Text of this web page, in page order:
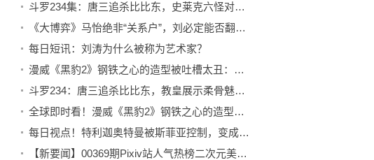
斗罗234集：唐三追杀比比东，史莱克六怪对战妖魅，天使军团登场0每日热文
《大博弈》马怡绝非“关系户”，刘必定能否翻身就靠她了0环球新要闻
每日短讯：刘涛为什么被称为艺术家？
漫威《黑豹2》钢铁之心的造型被吐槽太丑：像铁甲小宝1焦点速读
斗罗234：唐三追杀比比东，教皇展示柔骨魅惑魂骨技能梦之彼岸2环球微资讯
全球即时看！漫威《黑豹2》钢铁之心的造型被吐槽太丑：像铁甲小宝
每日视点！特利迦奥特曼被斯菲亚控制，变成邪恶的姿态，舞台剧的新的爆料！
【新要闻】00369期Pixiv站人气热榜二次元美图精选#原神#明日方舟#腿控#黑丝#御姐#萝莉#性感#可爱